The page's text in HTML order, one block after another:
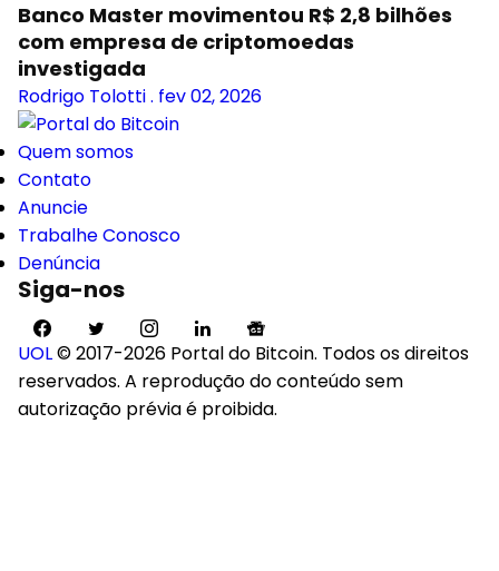
Banco Master movimentou R$ 2,8 bilhões
com empresa de criptomoedas
investigada
Rodrigo Tolotti. fev 02, 2026
Quem somos
Contato
Anuncie
Trabalhe Conosco
Denúncia
Siga-nos
UOL© 2017-2026 Portal do Bitcoin. Todos os direitos
reservados. A reprodução do conteúdo sem
autorização prévia é proibida.